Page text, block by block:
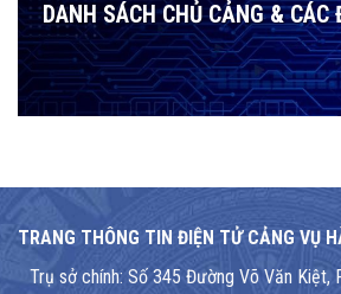
DANH SÁCH CHỦ CẢNG & CÁC
TRANG THÔNG TIN ĐIỆN TỬ CẢNG VỤ
Trụ sở chính: Số 345 Đường Võ Văn Kiệt,